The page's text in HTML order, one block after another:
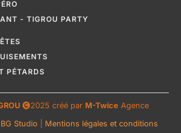
- TIGROU PARTY
PÉTARDS
2025 créé par M-Twice Agence
BG Studio
Mentions légales et conditions